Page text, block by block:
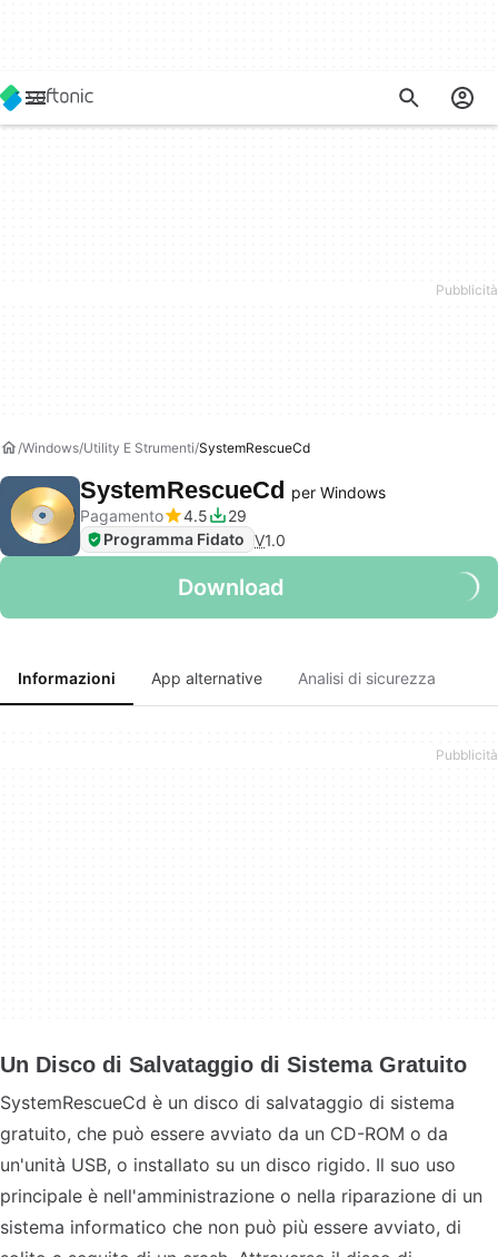
Windows Utility E Strumenti SystemRescueCd
SystemRescueCd per Windows
Pagamento
4.5
29
Programma Fidato V1.0
Download
Informazioni App alternative Analisi di sicurezza
Un Disco di Salvataggio di Sistema Gratuito
SystemRescueCd è un disco di salvataggio di sistema
gratuito, che può essere avviato da un CD-ROM o da
un'unità USB, o installato su un disco rigido. Il suo uso
principale è nell'amministrazione o nella riparazione di un
sistema informatico che non può più essere avviato, di